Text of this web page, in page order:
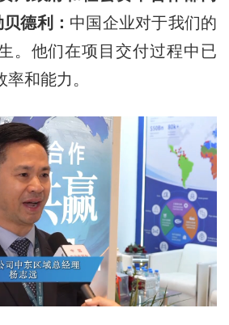
德利： 中国企业对于我们的
。他们在项目交付过程中已
和能力。